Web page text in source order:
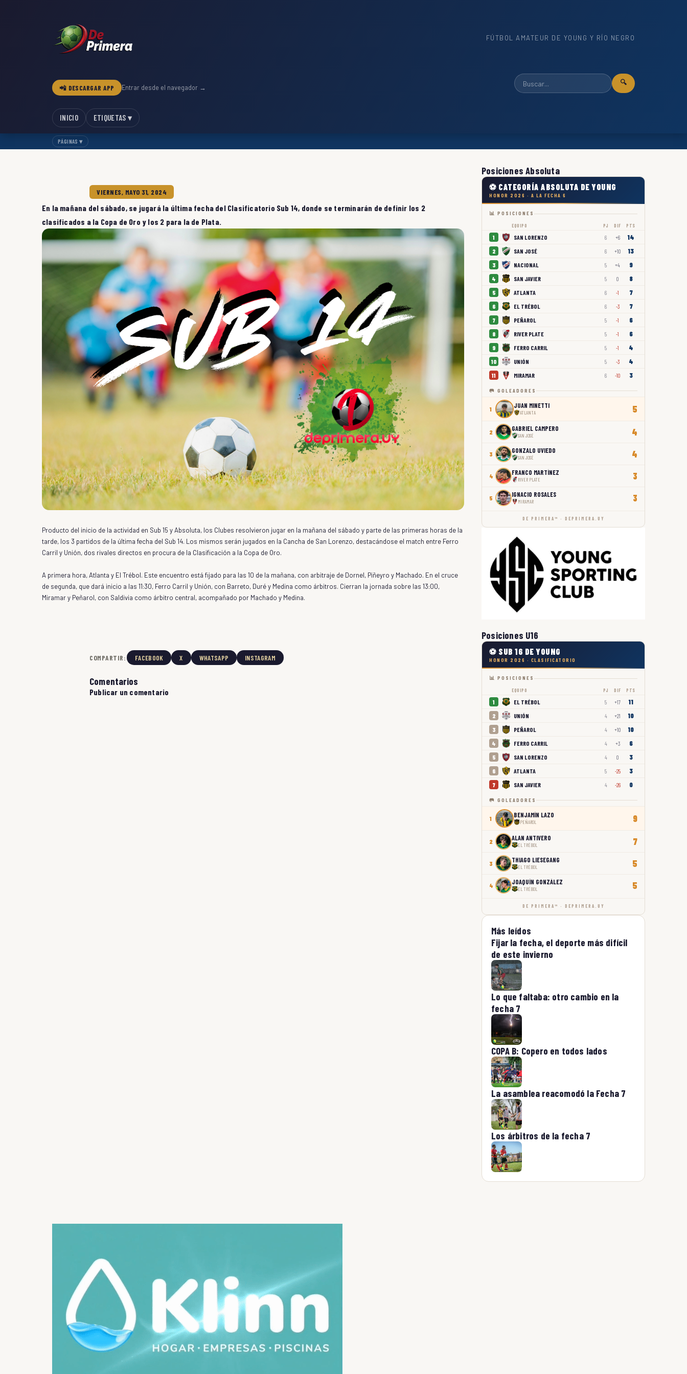
FÚTBOL AMATEUR DE YOUNG Y RÍO NEGRO
📲 DESCARGAR APP Entrar desde el navegador →
🔍
INICIO ETIQUETAS ▾
PÁGINAS ▾
VIERNES, MAYO 31, 2024
En la mañana del sábado, se jugará la última fecha del Clasificatorio Sub 14, donde se terminarán de definir los 2
clasificados a la Copa de Oro y los 2 para la de Plata.
Producto del inicio de la actividad en Sub 15 y Absoluta, los Clubes resolvieron jugar en la mañana del sábado y parte de las primeras horas de la
tarde, los 3 partidos de la última fecha del Sub 14. Los mismos serán jugados en la Cancha de San Lorenzo, destacándose el match entre Ferro
Carril y Unión, dos rivales directos en procura de la Clasificación a la Copa de Oro.
A primera hora, Atlanta y El Trébol. Este encuentro está fijado para las 10 de la mañana, con arbitraje de Dornel, Piñeyro y Machado. En el cruce
de segunda, que dará inicio a las 11:30, Ferro Carril y Unión, con Barreto, Duré y Medina como árbitros. Cierran la jornada sobre las 13:00,
Miramar y Peñarol, con Saldivia como árbitro central, acompañado por Machado y Medina.
COMPARTIR: FACEBOOK X WHATSAPP INSTAGRAM
Comentarios
Publicar un comentario
Posiciones Absoluta
⚽ CATEGORÍA ABSOLUTA DE YOUNG
HONOR 2026 · A LA FECHA 6
📊 POSICIONES
EQUIPO PJ DIF PTS
1 SAN LORENZO 6 +6 14
2 SAN JOSÉ 6 +10 13
3 NACIONAL 5 +4 9
4 SAN JAVIER 5 0 8
5 ATLANTA 6 -1 7
6 EL TRÉBOL 6 -3 7
7 PEÑAROL 5 -1 6
8 RIVER PLATE 5 -1 6
9 FERRO CARRIL 5 -1 4
10 UNIÓN 5 -3 4
11 MIRAMAR 6 -10 3
🥅 GOLEADORES
1 JUAN MINETTI
ATLANTA 5
2 GABRIEL CAMPERO
SAN JOSÉ 4
3 GONZALO UVIEDO
SAN JOSÉ 4
4 FRANCO MARTÍNEZ
RIVER PLATE 3
5 IGNACIO ROSALES
MIRAMAR 3
DE PRIMERA™ · DEPRIMERA.UY
Posiciones U16
⚽ SUB 16 DE YOUNG
HONOR 2026 · CLASIFICATORIO
📊 POSICIONES
EQUIPO PJ DIF PTS
1 EL TRÉBOL 5 +17 11
2 UNIÓN 4 +21 10
3 PEÑAROL 4 +10 10
4 FERRO CARRIL 4 +3 6
5 SAN LORENZO 4 0 3
6 ATLANTA 5 -25 3
7 SAN JAVIER 4 -26 0
🥅 GOLEADORES
1 BENJAMÍN LAZO
PEÑAROL 9
2 ALAN ANTIVERO
EL TRÉBOL 7
3 THIAGO LIESEGANG
EL TRÉBOL 5
4 JOAQUÍN GONZÁLEZ
EL TRÉBOL 5
DE PRIMERA™ · DEPRIMERA.UY
Más leídos
Fijar la fecha, el deporte más difícil
de este invierno
Lo que faltaba: otro cambio en la
fecha 7
COPA B: Copero en todos lados
La asamblea reacomodó la Fecha 7
Los árbitros de la fecha 7